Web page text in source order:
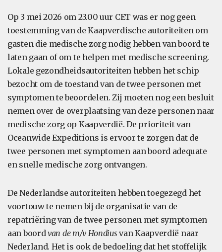
Op 3 mei 2026 om 23.00 uur CET was er nog geen
toestemming van de Kaapverdische autoriteiten om
gasten die medische zorg nodig hebben van boord te
laten gaan of om te helpen met medische screening.
Lokale gezondheidsautoriteiten hebben het schip
bezocht om de toestand van de twee personen met
symptomen te beoordelen. Zij moeten nog een besluit
nemen over de overplaatsing van deze personen naar
medische zorg op Kaapverdië. De prioriteit van
Oceanwide Expeditions is ervoor te zorgen dat de
twee personen met symptomen aan boord adequate
en snelle medische zorg ontvangen.
De Nederlandse autoriteiten hebben toegezegd het
voortouw te nemen bij de organisatie van de
repatriëring van de twee personen met symptomen
aan boordvan de m/v Hondius van Kaapverdië naar
Nederland. Het is ook de bedoeling dat het stoffelijk